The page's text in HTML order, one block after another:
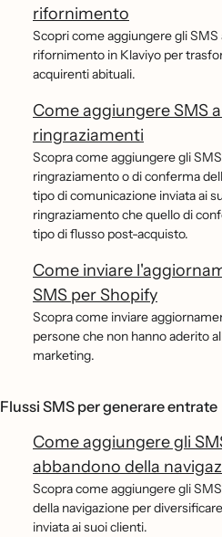
rifornimento
Scopri come aggiungere gli SMS
rifornimento in Klaviyo per
acquirenti abituali.
Come aggiungere SMS
ringraziamenti
Scopra come aggiungere gli
ringraziamento o di conferma
tipo di comunicazione inviata ai
ringraziamento che quello di
tipo di flusso post-acquisto.
Come inviare
SMS per Shopify
Scopra come inviare
persone che non hanno aderito
marketing.
Flussi SMS per generare entrate
Come aggiungere gli
abbandono della
Scopra come aggiungere gli
della navigazione per
inviata ai suoi clienti.